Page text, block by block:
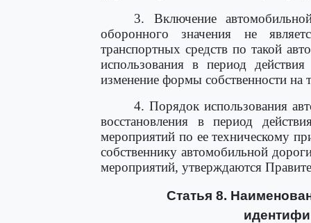
3. Включение
оборонного значения не
транспортных средств по такой
использования в период
изменение формы собственности
4. Порядок использования
восстановления в период
мероприятий по ее техническому
собственнику автомобильной
мероприятий, утверждаются
Статья 8.